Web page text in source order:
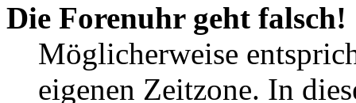
Die Forenuhr geht falsch!
Möglicherweise
eigenen Zeitzone. In